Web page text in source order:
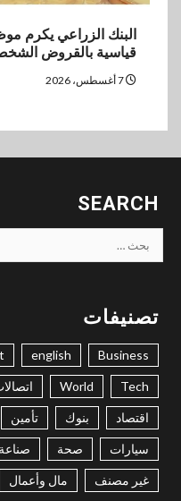
البنك الزراعي يكرم
قياسية بالقروض الشخصية
SEARCH
البحث
عن:
تصنيفات
Business
english
Tech
World
اقتصاد بنوك تأمين
سيارات صحة صناعة
غير مصنف مال وأعمال